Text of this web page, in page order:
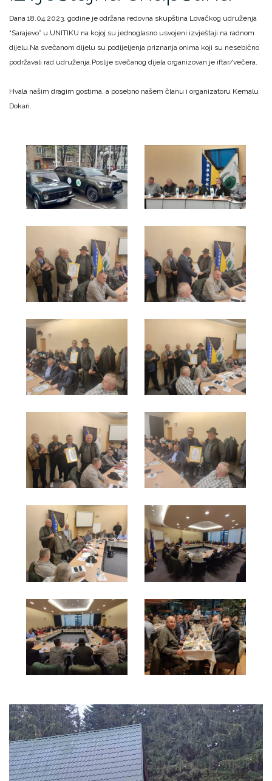
Dana 18.04.2023. godine je održana redovna skupština Lovačkog udruženja
“Sarajevo” u UNITIKU na kojoj su jednoglasno usvojeni izvještaji na radnom
dijelu. Na svečanom dijelu su podijeljenja priznanja onima koji su nesebično
podržavali rad udruženja. Poslije svečanog dijela organizovan je iftar/večera.
Hvala našim dragim gostima, a posebno našem članu i organizatoru Kemalu
Dokari.